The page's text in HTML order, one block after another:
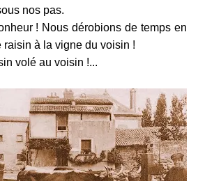
nos pas.
! Nous dérobions de temps en
raisin à la vigne du voisin !
volé au voisin !...